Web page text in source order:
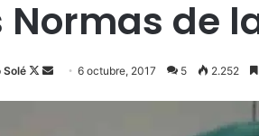
de
Solé
F
6 octubre, 2017 5 2.252